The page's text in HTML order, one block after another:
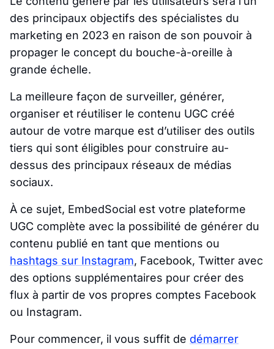
des principaux objectifs des spécialistes du
marketing en 2023 en raison de son pouvoir à
propager le concept du bouche-à-oreille à
grande échelle.
La meilleure façon de surveiller, générer,
organiser et réutiliser le contenu UGC créé
autour de votre marque est d’utiliser des outils
tiers qui sont éligibles pour construire au-
dessus des principaux réseaux de médias
sociaux.
À ce sujet, EmbedSocial est votre plateforme
UGC complète avec la possibilité de générer du
contenu publié en tant que mentions ou
hashtags sur Instagram, Facebook, Twitter avec
des options supplémentaires pour créer des
flux à partir de vos propres comptes Facebook
ou Instagram.
Pour commencer, il vous suffit de démarrer